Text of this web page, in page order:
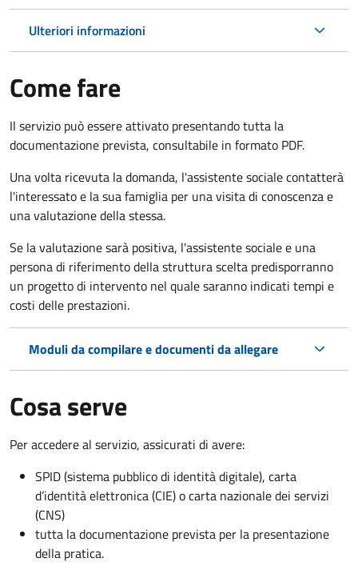
Ulteriori informazioni
Come fare
Il servizio può essere attivato presentando tutta la
documentazione prevista, consultabile in formato PDF.
Una volta ricevuta la domanda, l'assistente sociale contatterà
l'interessato e la sua famiglia per una visita di conoscenza e
una valutazione della stessa.
Se la valutazione sarà positiva, l'assistente sociale e una
persona di riferimento della struttura scelta predisporranno
un progetto di intervento nel quale saranno indicati tempi e
costi delle prestazioni.
Moduli da compilare e documenti da allegare
Cosa serve
Per accedere al servizio, assicurati di avere:
SPID (sistema pubblico di identità digitale), carta
d’identità elettronica (CIE) o carta nazionale dei servizi
(CNS)
tutta la documentazione prevista per la presentazione
della pratica.